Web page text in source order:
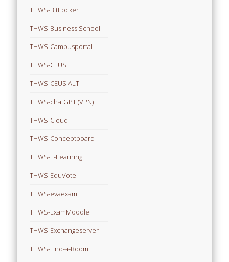
THWS-BitLocker
THWS-Business School
THWS-Campusportal
THWS-CEUS
THWS-CEUS ALT
THWS-chatGPT (VPN)
THWS-Cloud
THWS-Conceptboard
THWS-E-Learning
THWS-EduVote
THWS-evaexam
THWS-ExamMoodle
THWS-Exchangeserver
THWS-Find-a-Room